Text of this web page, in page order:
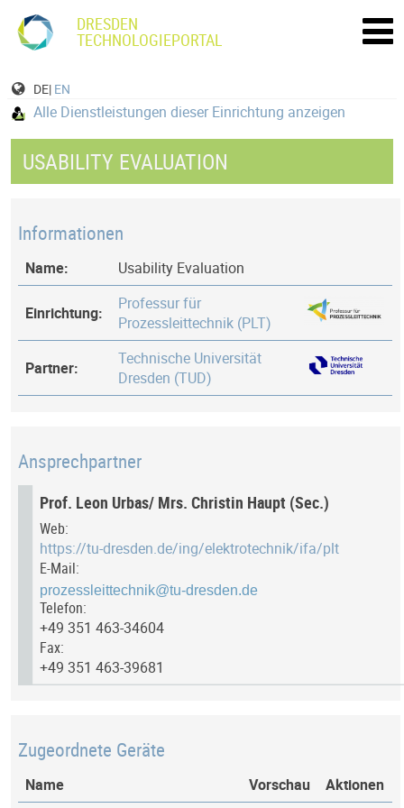
DRESDEN
TECHNOLOGIEPORTAL
DE| EN
Alle Dienstleistungen dieser Einrichtung anzeigen
USABILITY EVALUATION
Informationen
Name: Usability Evaluation
Einrichtung:
Professur für
Prozessleittechnik (PLT)
Partner:
Technische Universität
Dresden (TUD)
Ansprechpartner
Prof. Leon Urbas/ Mrs. Christin Haupt (Sec.)
Web:
https://tu-dresden.de/ing/elektrotechnik/ifa/plt
E-Mail:
Telefon:
+49 351 463-34604
Fax:
+49 351 463-39681
Zugeordnete Geräte
Name Vorschau Aktionen